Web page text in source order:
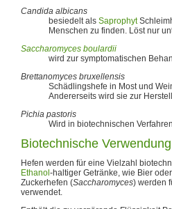
Candida albicans
besiedelt als Saprophyt
Menschen zu finden. Löst nur
Saccharomyces boulardii
wird zur symptomatischen
Brettanomyces bruxellensis
Schädlingshefe in Most und
Andererseits wird sie zur
Pichia pastoris
Wird in biotechnischen
Biotechnische Verwendung
Hefen werden für eine Vielzahl
Ethanol -haltiger Getränke, wie Bier
Zuckerhefen (Saccharomyces) werden
verwendet.